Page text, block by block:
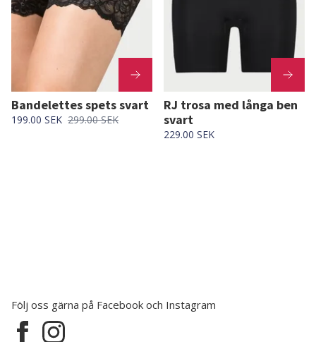
Bandelettes spets svart
199.00 SEK 299.00 SEK
RJ trosa med långa ben
svart
229.00 SEK
Följ oss gärna på Facebook och Instagram